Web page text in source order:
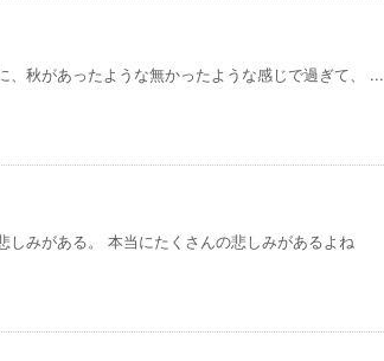
、秋があったような無かったような感じで過ぎて、 ...
しみがある。 本当にたくさんの悲しみがあるよね